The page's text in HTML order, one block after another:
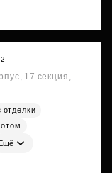
17 секция,
отделки